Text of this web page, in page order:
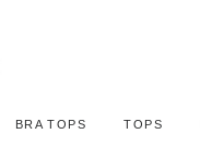
BRA TOPS TOPS